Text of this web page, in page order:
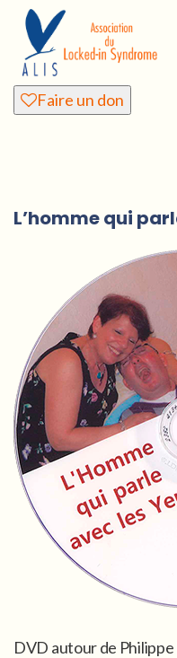
Faire un don
L’homme qui
DVD autour de